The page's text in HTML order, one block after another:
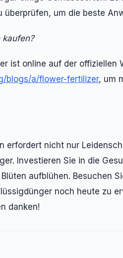
um die beste
kaufen?
ist online auf der offiziellen
blogs/a/flower-fertilizer, um
erfordert nicht nur
Investieren Sie in die
aufblühen. Besuchen
noch heute zu
danken!